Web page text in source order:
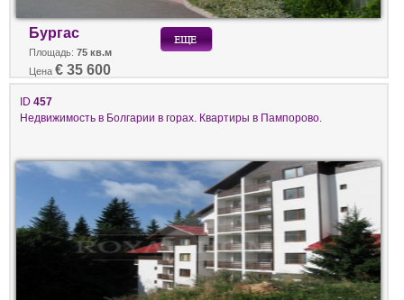
Бургас
Площадь: 75 кв.м
Цена € 35 600
ID 457
Недвижимость в Болгарии в горах. Квартиры в Пампорово.